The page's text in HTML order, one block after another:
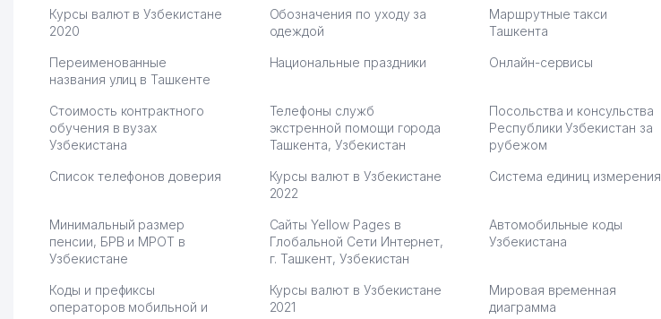
Курсы валют в Узбекистане
2020
Обозначения по уходу за
одеждой
Маршрутные такси
Ташкента
Переименованные
названия улиц в Ташкенте
Национальные праздники Онлайн-сервисы
Стоимость контрактного
обучения в вузах
Узбекистана
Телефоны служб
экстренной помощи города
Ташкента, Узбекистан
Посольства и консульства
Республики Узбекистан за
рубежом
Список телефонов доверия
Курсы валют в Узбекистане
2022
Система единиц измерения
Минимальный размер
пенсии, БРВ и МРОТ в
Узбекистане
Сайты Yellow Pages в
Глобальной Сети Интернет,
г. Ташкент, Узбекистан
Автомобильные коды
Узбекистана
Коды и префиксы
операторов мобильной и
Курсы валют в Узбекистане
2021
Мировая временная
диаграмма